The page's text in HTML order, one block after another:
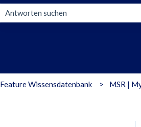
Feature Wissensdatenbank MSR |